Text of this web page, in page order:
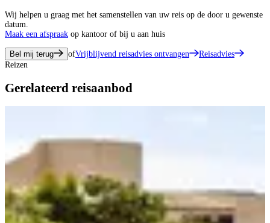
Wij helpen u graag met het samenstellen van uw reis op de door u gewenste
datum.
Maak een afspraak op kantoor of bij u aan huis
Bel mij terug ofVrijblijvend reisadvies ontvangen
Reisadvies
Reizen
Gerelateerd reisaanbod